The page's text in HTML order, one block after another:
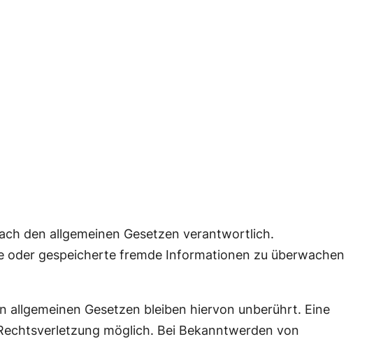
den allgemeinen Gesetzen verantwortlich.
gespeicherte fremde Informationen zu überwachen
Gesetzen bleiben hiervon unberührt. Eine
möglich. Bei Bekanntwerden von